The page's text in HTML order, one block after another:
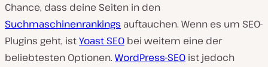
Chance, dass deine Seiten in den
Suchmaschinenrankings auftauchen. Wenn es um SEO-
Plugins geht, istYoast SEO bei weitem eine der
beliebtesten Optionen. WordPress-SEO ist jedoch